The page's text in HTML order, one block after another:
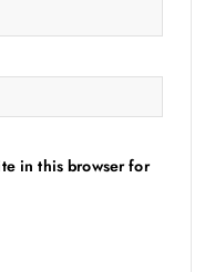
in this browser for